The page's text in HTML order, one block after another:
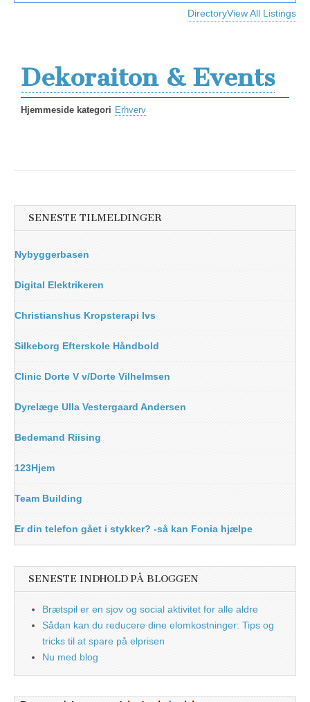
DirectoryView All Listings
Dekoraiton & Events
Hjemmeside kategori Erhverv
SENESTE TILMELDINGER
Nybyggerbasen
Digital Elektrikeren
Christianshus Kropsterapi Ivs
Silkeborg Efterskole Håndbold
Clinic Dorte V v/Dorte Vilhelmsen
Dyrelæge Ulla Vestergaard Andersen
Bedemand Riising
123Hjem
Team Building
Er din telefon gået i stykker? -så kan Fonia hjælpe
SENESTE INDHOLD PÅ BLOGGEN
Brætspil er en sjov og social aktivitet for alle aldre
Sådan kan du reducere dine elomkostninger: Tips og
tricks til at spare på elprisen
Nu med blog